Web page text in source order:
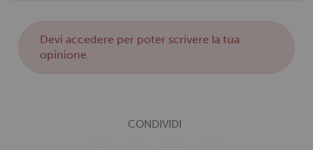
Deviaccedere per poter scrivere la tua
opinione.
CONDIVIDI